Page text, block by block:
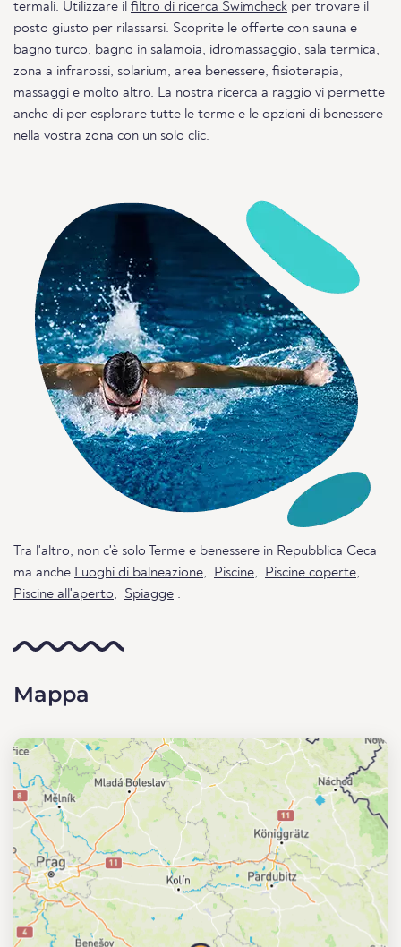
termali. Utilizzare il filtro di ricerca Swimcheck per trovare il
posto giusto per rilassarsi. Scoprite le offerte con sauna e
bagno turco, bagno in salamoia, idromassaggio, sala termica,
zona a infrarossi, solarium, area benessere, fisioterapia,
massaggi e molto altro. La nostra ricerca a raggio vi permette
anche di per esplorare tutte le terme e le opzioni di benessere
nella vostra zona con un solo clic.
Tra l'altro, non c'è solo Terme e benessere in Repubblica Ceca
ma anche Luoghi di balneazione, Piscine, Piscine coperte,
Piscine all'aperto, Spiagge .
Mappa